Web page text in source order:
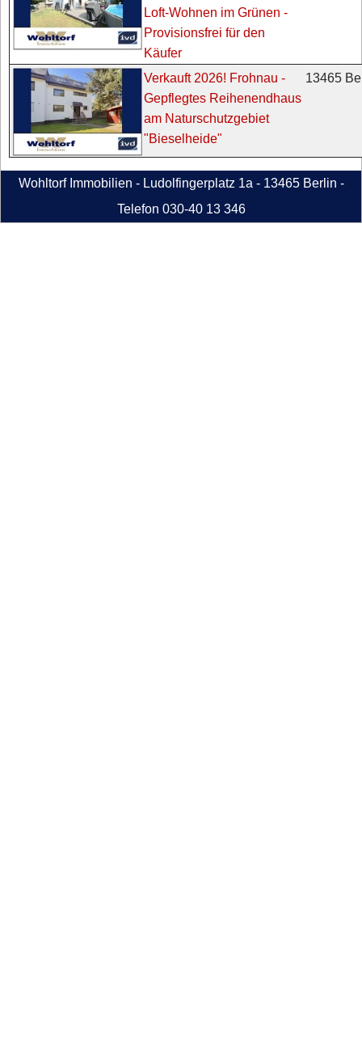
Loft-Wohnen im Grünen -
Provisionsfrei für den
Käufer
Verkauft 2026! Frohnau -
Gepflegtes Reihenendhaus
am Naturschutzgebiet
"Bieselheide"
13465
Wohltorf Immobilien - Ludolfingerplatz 1a - 13465 Berlin -
Telefon 030-40 13 346